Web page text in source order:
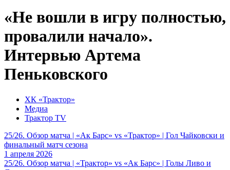
«Не вошли в игру полностью,
провалили начало».
Интервью Артема
Пеньковского
ХК «Трактор»
Медиа
Трактор TV
25/26. Обзор матча | «Ак Барс» vs «Трактор» | Гол Чайковски и
финальный матч сезона
1 апреля 2026
25/26. Обзор матча | «Трактор» vs «Ак Барс» | Голы Ливо и